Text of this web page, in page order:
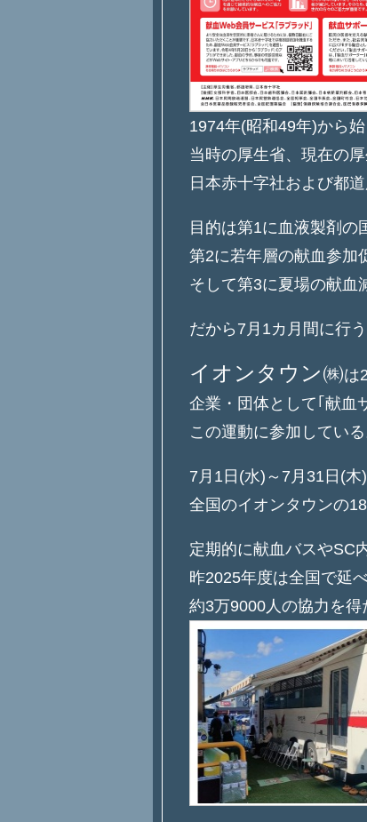
1974年(昭和49年)から始
当時の厚生省、現在の厚
日本赤十字社および都
目的は第1に血液製剤の
第2に若年層の献血参加
そして第3に夏場の献血
だから7月1カ月間に行う
イオンタウン㈱は
企業・団体として｢献血
この運動に参加している
7月1日(水)～7月31日(木)
全国のイオンタウンの
定期的に献血バスやSC
昨2025年度は全国で延
約3万9000人の協力を得